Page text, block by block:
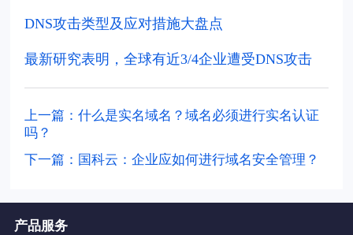
DNS攻击类型及应对措施大盘点
最新研究表明，全球有近3/4企业遭受DNS攻击
上一篇：什么是实名域名？域名必须进行实名认证
吗？
下一篇：国科云：企业应如何进行域名安全管理？
产品服务